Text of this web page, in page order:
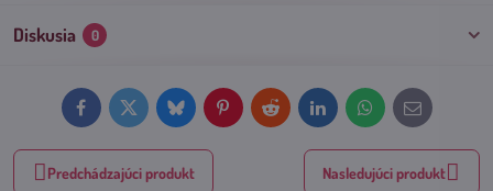
Diskusia 0
FacebookTwitter BlueskyPinterestReddit LinkedInWhatsApp
E-
mail
Predchádzajúci produkt Nasledujúci produkt